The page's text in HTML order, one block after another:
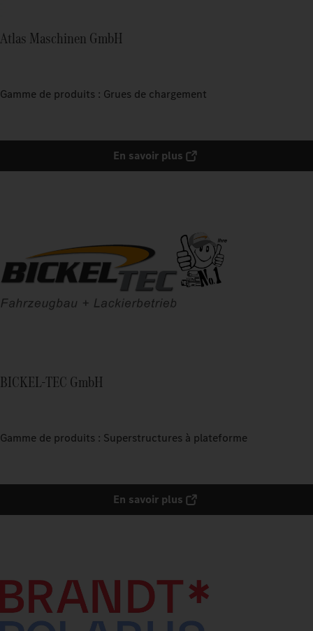
Atlas Maschinen GmbH
Gamme de produits : Grues de chargement
En savoir plus
BICKEL-TEC GmbH
Gamme de produits : Superstructures à plateforme
En savoir plus